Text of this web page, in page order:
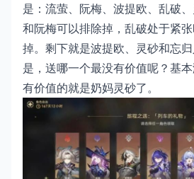
是：流萤、阮梅、波提欧、乱破
和阮梅可以排除掉，乱破处于紧
掉。剩下就是波提欧、灵砂和忘
是，送哪一个最没有价值呢？基
有价值的就是奶妈灵砂了。